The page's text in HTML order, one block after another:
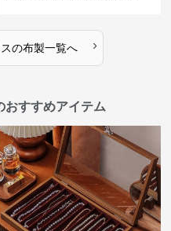
の布製一覧へ ›
おすすめアイテム